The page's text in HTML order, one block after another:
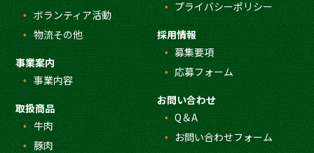
ボランティア活動
物流その他
事業案内
事業内容
取扱商品
牛肉
豚肉
プライバシーポリシー
採用情報
募集要項
応募フォーム
お問い合わせ
Q＆A
お問い合わせフォーム